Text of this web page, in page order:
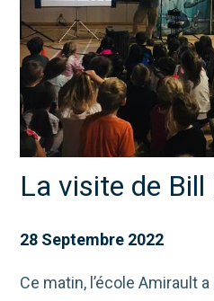
La visite de Bill
28 Septembre 2022
Ce matin, l’école Amirault